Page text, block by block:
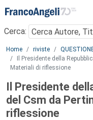
Menu
Cerca:
Main content
Home riviste
Il Presidente della
Materiali di riflessione
Il Presidente
del Csm da
riflessione